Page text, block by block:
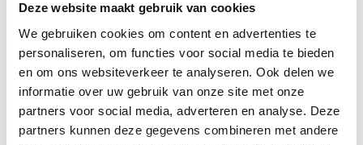
Deze website maakt gebruik van cookies
We gebruiken cookies om content en advertenties te
personaliseren, om functies voor social media te bieden
en om ons websiteverkeer te analyseren. Ook delen we
informatie over uw gebruik van onze site met onze
partners voor social media, adverteren en analyse. Deze
partners kunnen deze gegevens combineren met andere
Team Lacros
Nieuwe Eerdsebaan 16, 5482 VS Schijndel Nederland
Handelskammernummer: 62140957
Umsatzsteuer-Identifikationsnummer: NL854680950B01
(+31) 73 203 2487